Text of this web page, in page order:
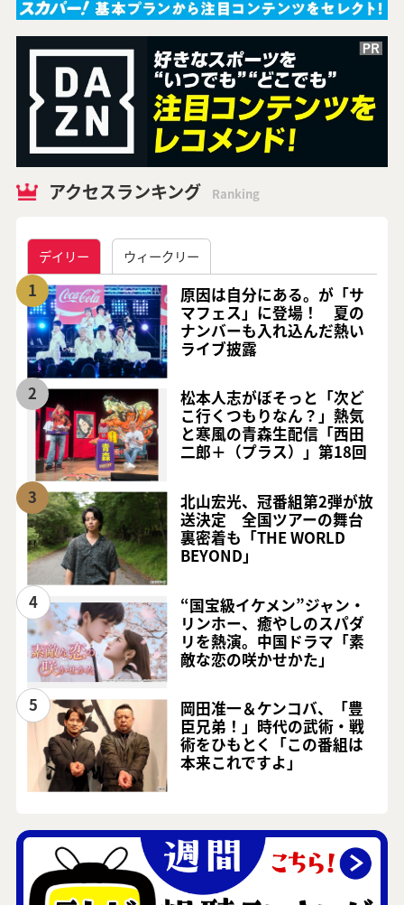
アクセスランキング Ranking
デイリー ウィークリー
1
原因は自分にある。が「サ
マフェス」に登場！ 夏の
ナンバーも入れ込んだ熱い
ライブ披露
2
松本人志がぼそっと「次ど
こ行くつもりなん？」熱気
と寒風の青森生配信「西田
二郎＋（プラス）」第18回
3
北山宏光、冠番組第2弾が放
送決定 全国ツアーの舞台
裏密着も「THE WORLD
BEYOND」
4
“国宝級イケメン”ジャン・
リンホー、癒やしのスパダ
リを熱演。中国ドラマ「素
敵な恋の咲かせかた」
5
岡田准一＆ケンコバ、「豊
臣兄弟！」時代の武術・戦
術をひもとく「この番組は
本来これですよ」